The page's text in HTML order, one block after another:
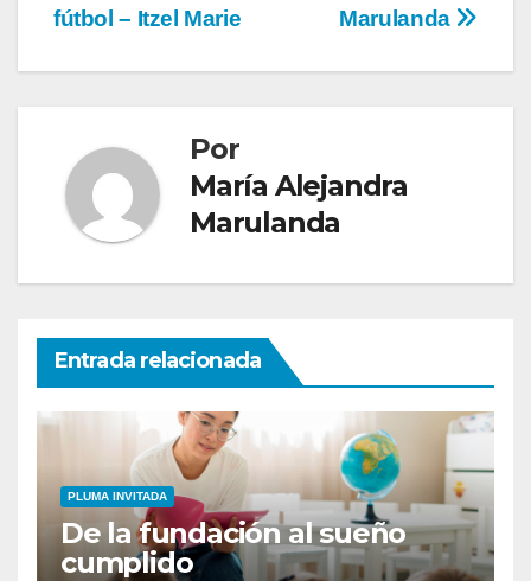
Marulanda
fútbol – Itzel Marie
Por
María Alejandra
Marulanda
Entrada relacionada
PLUMA INVITADA
De la fundación al sueño
cumplido